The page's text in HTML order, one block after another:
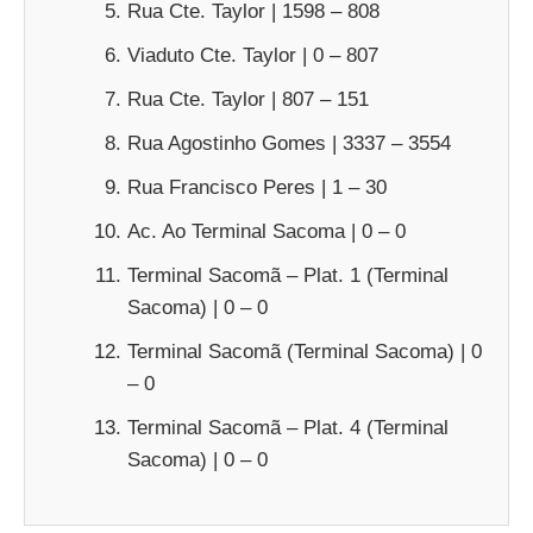
Rua Cte. Taylor | 1598 – 808
Viaduto Cte. Taylor | 0 – 807
Rua Cte. Taylor | 807 – 151
Rua Agostinho Gomes | 3337 – 3554
Rua Francisco Peres | 1 – 30
Ac. Ao Terminal Sacoma | 0 – 0
Terminal Sacomã – Plat. 1 (Terminal
Sacoma) | 0 – 0
Terminal Sacomã (Terminal Sacoma) | 0
– 0
Terminal Sacomã – Plat. 4 (Terminal
Sacoma) | 0 – 0